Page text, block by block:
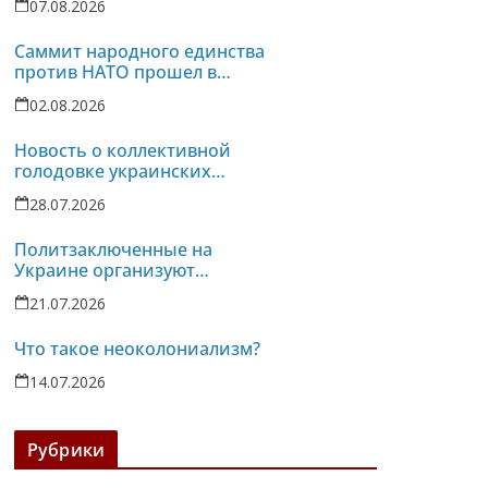
убийств политзаключенных на
07.08.2026
Саммит народного единства
против НАТО прошел в
Испании
02.08.2026
Новость о коллективной
голодовке украинских
политзаключенных услышана
в турецких тюрьмах
28.07.2026
Политзаключенные на
Украине организуют
однодневную голодовку
против пыток в колонии-86
21.07.2026
Что такое неоколониализм?
14.07.2026
Рубрики